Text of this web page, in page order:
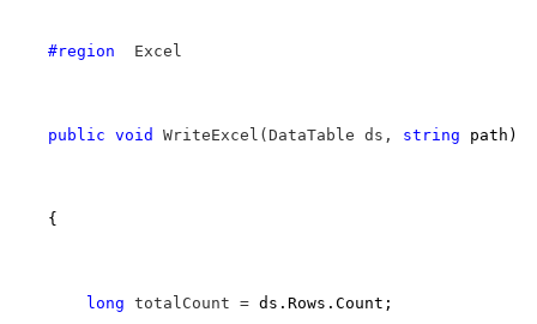
#region
  Excel
public void WriteExcel(DataTable ds, string path)
    {
long totalCount = ds.Rows.Count;